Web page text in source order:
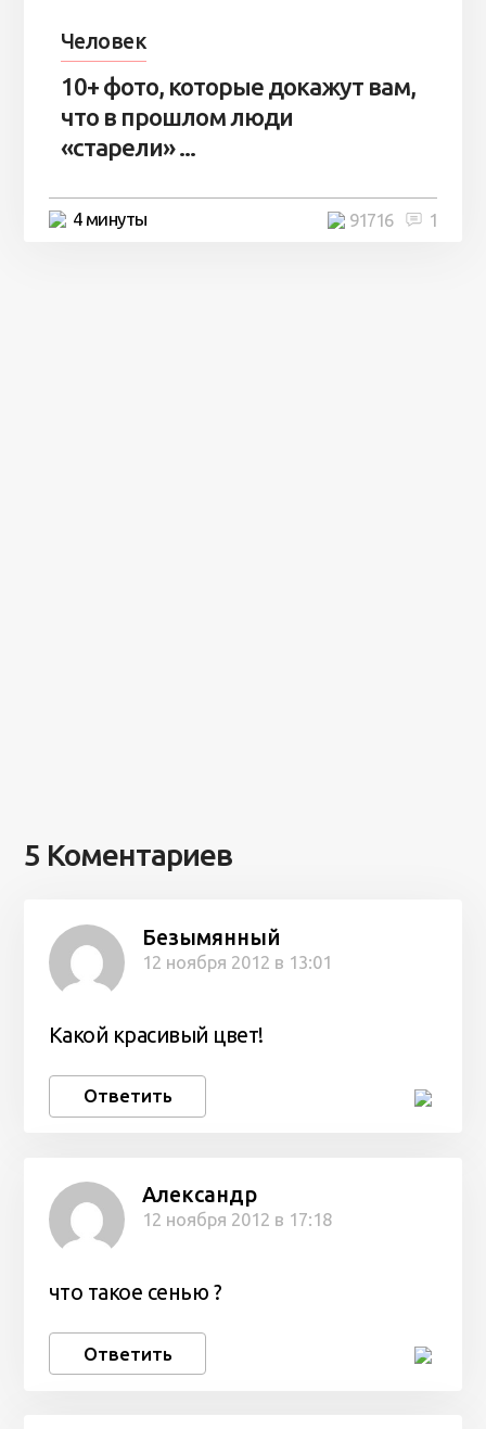
Человек
10+ фото, которые докажут вам,
что в прошлом люди
«старели» ...
4 минуты 1
91716
5 Коментариев
Безымянный
12 ноября 2012 в 13:01
Какой красивый цвет!
Ответить
Александр
12 ноября 2012 в 17:18
что такое сенью ?
Ответить